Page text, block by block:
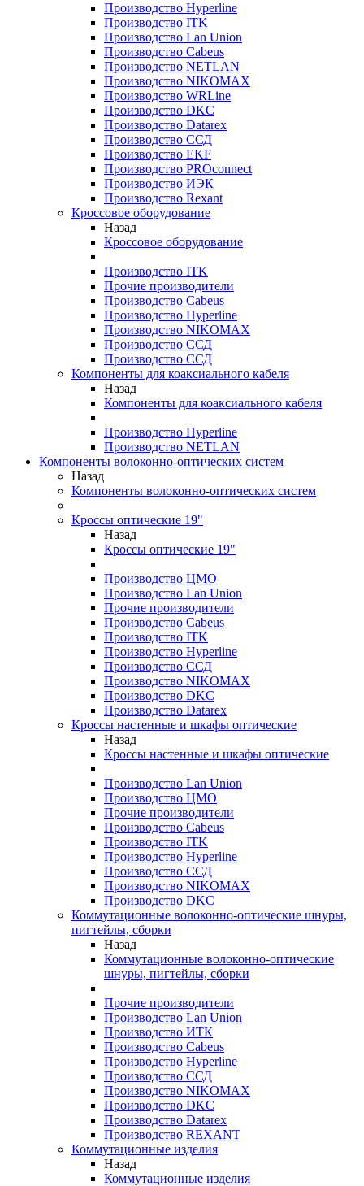
Производство Hyperline
Производство ITK
Производство Lan Union
Производство Cabeus
Производство NETLAN
Производство NIKOMAX
Производство WRLine
Производство DKC
Производство Datarex
Производство ССД
Производство EKF
Производство PROconnect
Производство ИЭК
Производство Rexant
Кроссовое оборудование
Назад
Кроссовое оборудование
Производство ITK
Прочие производители
Производство Cabeus
Производство Hyperline
Производство NIKOMAX
Производство ССД
Производство ССД
Компоненты для коаксиального кабеля
Назад
Компоненты для коаксиального кабеля
Производство Hyperline
Производство NETLAN
Компоненты волоконно-оптических систем
Назад
Компоненты волоконно-оптических систем
Кроссы оптические 19"
Назад
Кроссы оптические 19"
Производство ЦМО
Производство Lan Union
Прочие производители
Производство Cabeus
Производство ITK
Производство Hyperline
Производство ССД
Производство NIKOMAX
Производство DKC
Производство Datarex
Кроссы настенные и шкафы оптические
Назад
Кроссы настенные и шкафы оптические
Производство Lan Union
Производство ЦМО
Прочие производители
Производство Cabeus
Производство ITK
Производство Hyperline
Производство ССД
Производство NIKOMAX
Производство DKC
Коммутационные волоконно-оптические шнуры,
пигтейлы, сборки
Назад
Коммутационные волоконно-оптические
шнуры, пигтейлы, сборки
Прочие производители
Производство Lan Union
Производство ИТК
Производство Cabeus
Производство Hyperline
Производство ССД
Производство NIKOMAX
Производство DKC
Производство Datarex
Производство REXANT
Коммутационные изделия
Назад
Коммутационные изделия